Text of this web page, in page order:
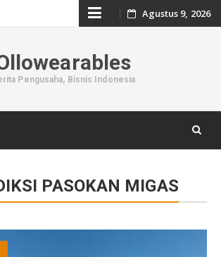
Skip
content
Agustus 9, 2026
Pengusaha, Bisnis Indonesia
PASOKAN MIGAS